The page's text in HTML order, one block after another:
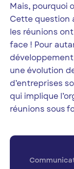
Mais, pourquoi
Cette question
les réunions
face ! Pour
une évolution
d’entreprises
qui implique
réunions sous